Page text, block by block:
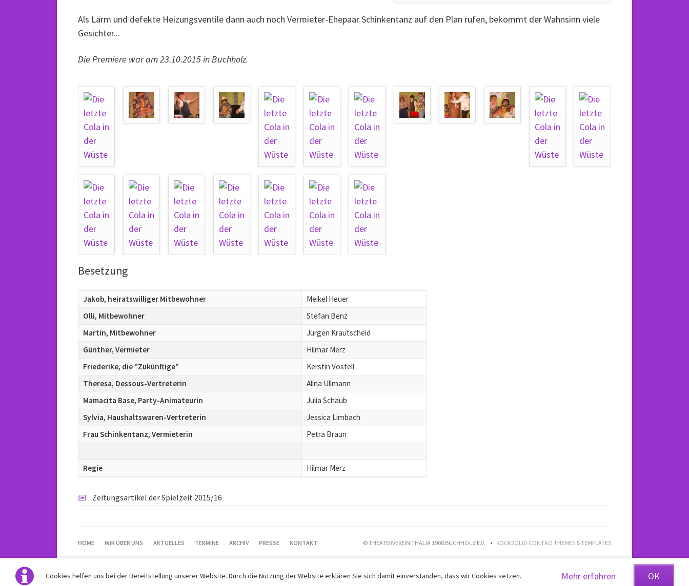
Cookies helfen uns bei der Bereitstellung unserer Website. Durch die Nutzung der Website erklären Sie sich damit einverstanden, dass wir Cookies setzen. Mehr erfahren OK
Als Lärm und defekte Heizungsventile dann auch noch Vermieter-Ehepaar Schinkentanz auf den Plan rufen, bekommt der Wahnsinn viele
Gesichter...
Die Premiere war am 23.10.2015 in Buchholz.
Besetzung
Jakob, heiratswilliger Mitbewohner
Meikel Heuer
Olli, Mitbewohner
Stefan Benz
Martin, Mitbewohner
Jürgen Krautscheid
Günther, Vermieter
Hilmar Merz
Friederike, die "Zukünftige"
Kerstin Vostell
Theresa, Dessous-Vertreterin
Alina Ullmann
Mamacita Base, Party-Animateurin
Julia Schaub
Sylvia, Haushaltswaren-Vertreterin
Jessica Limbach
Frau Schinkentanz, Vermieterin
Petra Braun
Regie Hilmar Merz
Zeitungsartikel der Spielzeit 2015/16
NAVIGATION
HOME WIR ÜBER UNS AKTUELLES TERMINE ARCHIV PRESSE KONTAKT © THEATERVEREIN THALIA 1908 BUCHHOLZ E.V. ROCKSOLID CONTAO THEMES & TEMPLATES